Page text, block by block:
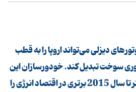
دیزلی می‌تواند اروپا را به قطب
سوخت تبدیل كند. خودورسازان این
قاره تلاش می‌كنند حداكثر تا سال 2015 برتری در اقتصاد انرژی را